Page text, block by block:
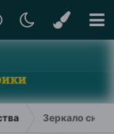
Зеркало снов